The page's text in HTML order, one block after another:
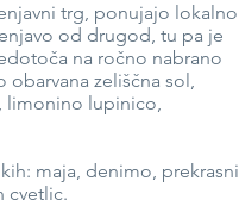
trg, ponujajo lokalno
od drugod, tu pa je
na ročno nabrano
obarvana zeliščna sol,
limonino lupinico,
maja, denimo, prekrasni
cvetlic.